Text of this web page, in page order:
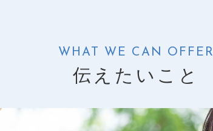
WHAT WE CAN OFFER
伝えたいこと